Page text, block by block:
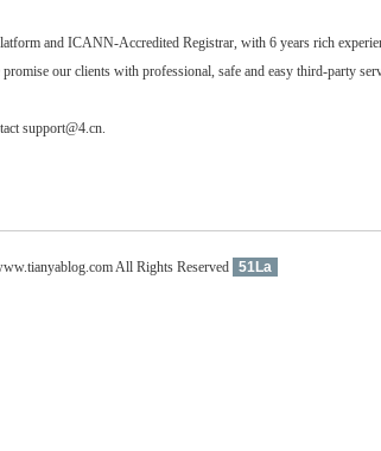
and ICANN-Accredited Registrar, with 6 years rich
our clients with professional, safe and easy third-party
support@4.cn.
All Rights Reserved 51La